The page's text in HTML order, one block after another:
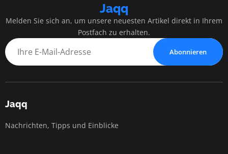
Jaqq
Melden Sie sich an, um unsere neuesten Artikel direkt in Ihrem
Postfach zu erhalten.
Abonnieren
Jaqq
Nachrichten, Tipps und Einblicke